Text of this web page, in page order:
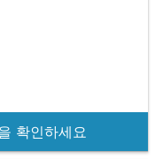
확인하세요